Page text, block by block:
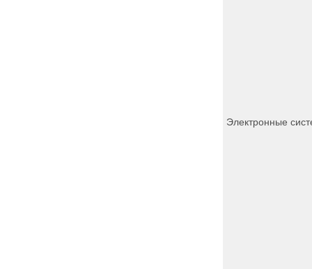
Электронные